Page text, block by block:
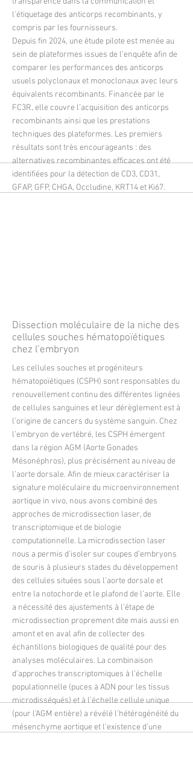
l'étiquetage des anticorps recombinants, y
compris par les fournisseurs.
Depuis fin 2024, une étude pilote est menée au
sein de plateformes issues de l’enquête afin de
comparer les performances des anticorps
usuels polyclonaux et monoclonaux avec leurs
équivalents recombinants. Financée par le
FC3R, elle couvre l’acquisition des anticorps
recombinants ainsi que les prestations
techniques des plateformes. Les premiers
résultats sont très encourageants : des
alternatives recombinantes efficaces ont été
identifiées pour la détection de CD3, CD31,
GFAP, GFP, CHGA, Occludine, KRT14 et Ki67.
More
Dissection moléculaire de la niche des
cellules souches hématopoïétiques
chez l’embryon
Les cellules souches et progéniteurs
hématopoïétiques (CSPH) sont responsables du
renouvellement continu des différentes lignées
de cellules sanguines et leur dérèglement est à
l’origine de cancers du système sanguin. Chez
l’embryon de vertébré, les CSPH émergent
dans la région AGM (Aorte Gonades
Mésonéphros), plus précisément au niveau de
l’aorte dorsale. Afin de mieux caractériser la
signature moléculaire du microenvironnement
aortique in vivo, nous avons combiné des
approches de microdissection laser, de
transcriptomique et de biologie
computationnelle. La microdissection laser
nous a permis d’isoler sur coupes d’embryons
de souris à plusieurs stades du développement
des cellules situées sous l’aorte dorsale et
entre la notochorde et le plafond de l’aorte. Elle
a nécessité des ajustements à l’étape de
microdissection proprement dite mais aussi en
amont et en aval afin de collecter des
échantillons biologiques de qualité pour des
analyses moléculaires. La combinaison
d’approches transcriptomiques à l’échelle
populationnelle (puces à ADN pour les tissus
microdisséqués) et à l’échelle cellule unique
(pour l’AGM entière) a révélé l’hétérogénéité du
mésenchyme aortique et l’existence d’une